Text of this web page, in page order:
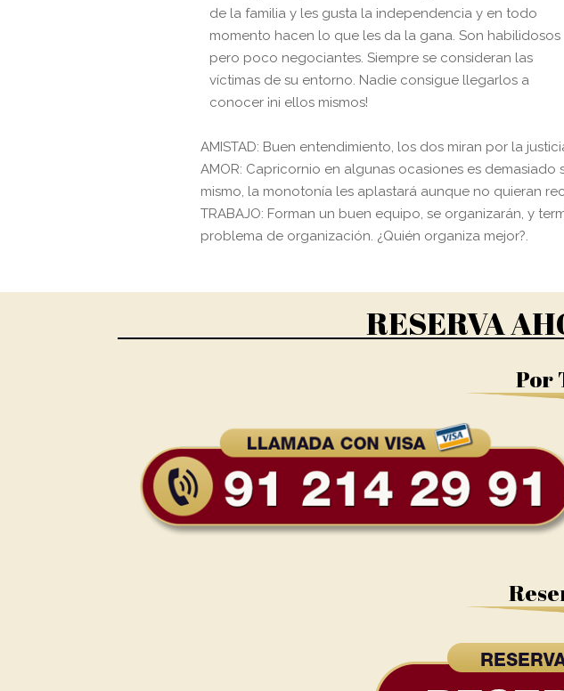
de la familia y les gusta la independencia y en todo
momento hacen lo que les da la gana. Son habilidosos
pero poco negociantes. Siempre se consideran las
víctimas de su entorno. Nadie consigue llegarlos a
conocer ¡ni ellos mismos!
AMISTAD: Buen entendimiento, los dos miran por la
AMOR: Capricornio en algunas ocasiones es
mismo, la monotonía les aplastará aunque no quieran
TRABAJO: Forman un buen equipo, se organizarán, y
problema de organización. ¿Quién organiza mejor?.
RESERVA
Por